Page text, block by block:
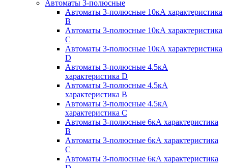
Автоматы 3-полюсные
Автоматы 3-полюсные 10кА характеристика
B
Автоматы 3-полюсные 10кА характеристика
C
Автоматы 3-полюсные 10кА характеристика
D
Автоматы 3-полюсные 4.5кА
характеристика D
Автоматы 3-полюсные 4.5кА
характеристика В
Автоматы 3-полюсные 4.5кА
характеристика С
Автоматы 3-полюсные 6кА характеристика
B
Автоматы 3-полюсные 6кА характеристика
C
Автоматы 3-полюсные 6кА характеристика